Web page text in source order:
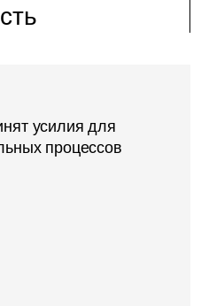
усилия для
процессов